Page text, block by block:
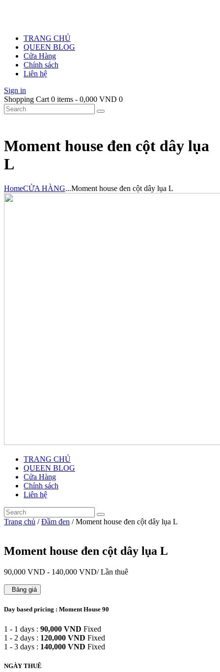
TRANG CHỦ
QUEEN BLOG
Cửa Hàng
Chính sách
Liên hệ
Sign in
Shopping Cart 0 items - 0,000 VND 0
Moment house đen cột dây lụa
L
HomeCỬA HÀNG...Moment house đen cột dây lụa L
TRANG CHỦ
QUEEN BLOG
Cửa Hàng
Chính sách
Liên hệ
Trang chủ /Đầm đen / Moment house đen cột dây lụa L
Moment house đen cột dây lụa L
90,000 VND - 140,000 VND/ Lần thuê
Bảng giá
Day based pricing : Moment House 90
1 - 1 days : 90,000 VND Fixed
1 - 2 days : 120,000 VND Fixed
1 - 3 days : 140,000 VND Fixed
NGÀY THUÊ